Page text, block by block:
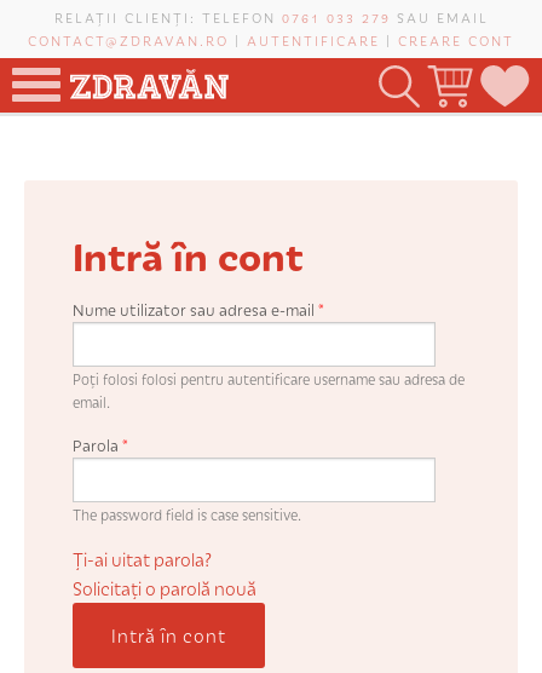
Mergi la conţinutul principal
RELAȚII CLIENȚI: TELEFON 0761 033 279 SAU EMAIL
CONTACT@ZDRAVAN.RO | AUTENTIFICARE | CREARE CONT
VIȚĂ-DE-VIE
Intră în cont
Nume utilizator sau adresa e-mail *
Poți folosi folosi pentru autentificare username sau adresa de
email.
Parola *
The password field is case sensitive.
Ți-ai uitat parola?
Solicitaţi o parolă nouă
Intră în cont